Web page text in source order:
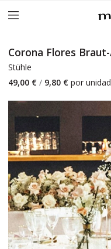
Corona Flores
Stühle
49,00 € / 9,80 € por unidad